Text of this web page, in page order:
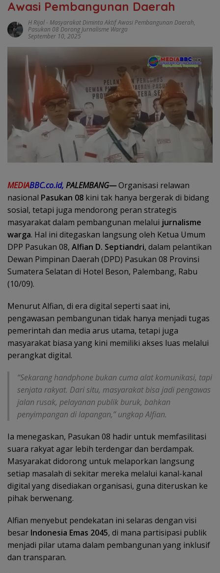
Awasi Pembangunan Daerah
H Rijal- Masyarakat Diminta Aktif Awasi Pembangunan Daerah,
Pasukan 08 Dorong Jurnalisme Warga
September 10, 2025
MEDIABBC.co.id, PALEMBANG—Organisasi relawan
nasional Pasukan 08 kini tak hanya bergerak di bidang
sosial, tetapi juga mendorong peran strategis
masyarakat dalam pembangunan melalui jurnalisme
warga. Hal ini ditegaskan langsung oleh Ketua Umum
DPP Pasukan 08, Alfian D. Septiandri, dalam pelantikan
Dewan Pimpinan Daerah (DPD) Pasukan 08 Provinsi
Sumatera Selatan di Hotel Beson, Palembang, Rabu
(10/09).
Menurut Alfian, di era digital seperti saat ini,
pengawasan pembangunan tidak hanya menjadi tugas
pemerintah dan media arus utama, tetapi juga
masyarakat biasa yang kini memiliki akses luas melalui
perangkat digital.
“Sekarang handphone bukan cuma alat komunikasi, tapi
senjata rakyat. Dari situ, masyarakat bisa jadi pengawas
jalan rusak, pelayanan publik buruk, bahkan
penyimpangan di lapangan,” ungkap Alfian.
Ia menegaskan, Pasukan 08 hadir untuk memfasilitasi
suara rakyat agar lebih terdengar dan berdampak.
Masyarakat didorong untuk melaporkan langsung
setiap masalah di sekitar mereka melalui kanal-kanal
digital yang disediakan organisasi, guna diteruskan ke
pihak berwenang.
Alfian menyebut pendekatan ini selaras dengan visi
besar Indonesia Emas 2045, di mana partisipasi publik
menjadi pilar utama dalam pembangunan yang inklusif
dan transparan.